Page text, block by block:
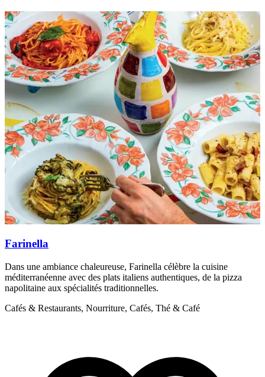
Farinella
Dans une ambiance chaleureuse, Farinella célèbre la cuisine
méditerranéenne avec des plats italiens authentiques, de la pizza
napolitaine aux spécialités traditionnelles.
Cafés & Restaurants, Nourriture, Cafés, Thé & Café